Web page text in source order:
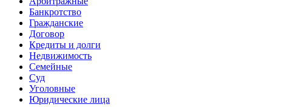
Банкротство
Гражданские
Договор
Кредиты и долги
Недвижимость
Семейные
Суд
Уголовные
Юридические лица